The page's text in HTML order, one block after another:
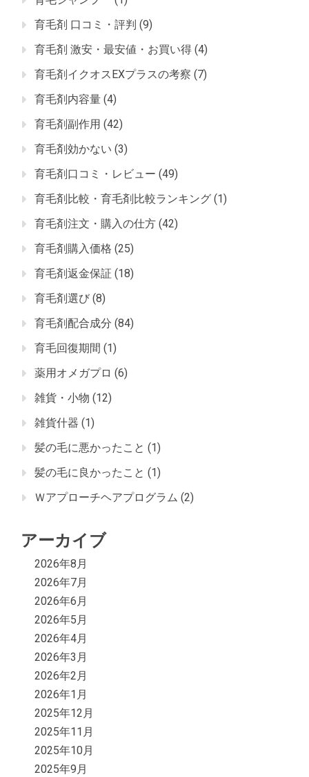
育毛剤 口コミ・評判 (9)
育毛剤 激安・最安値・お買い得 (4)
育毛剤イクオスEXプラスの考察 (7)
育毛剤内容量 (4)
育毛剤副作用 (42)
育毛剤効かない (3)
育毛剤口コミ・レビュー (49)
育毛剤比較・育毛剤比較ランキング (1)
育毛剤注文・購入の仕方 (42)
育毛剤購入価格 (25)
育毛剤返金保証 (18)
育毛剤選び (8)
育毛剤配合成分 (84)
育毛回復期間 (1)
薬用オメガプロ (6)
雑貨・小物 (12)
雑貨什器 (1)
髪の毛に悪かったこと (1)
髪の毛に良かったこと (1)
Ｗアプローチヘアプログラム (2)
アーカイブ
2026年8月
2026年7月
2026年6月
2026年5月
2026年4月
2026年3月
2026年2月
2026年1月
2025年12月
2025年11月
2025年10月
2025年9月